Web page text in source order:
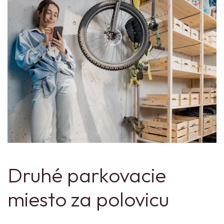
Druhé parkovacie
miesto za polovicu